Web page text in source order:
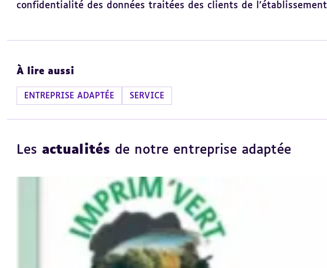
confidentialité des données traitées des clients de
À lire aussi
ENTREPRISE ADAPTÉE SERVICE
Les actualités de notre entreprise adaptée